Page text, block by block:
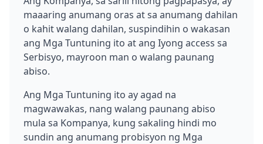
maaaring anumang oras at sa anumang dahilan
o kahit walang dahilan, suspindihin o wakasan
ang Mga Tuntuning ito at ang Iyong access sa
Serbisyo, mayroon man o walang paunang
abiso.
Ang Mga Tuntuning ito ay agad na
magwawakas, nang walang paunang abiso
mula sa Kompanya, kung sakaling hindi mo
sundin ang anumang probisyon ng Mga